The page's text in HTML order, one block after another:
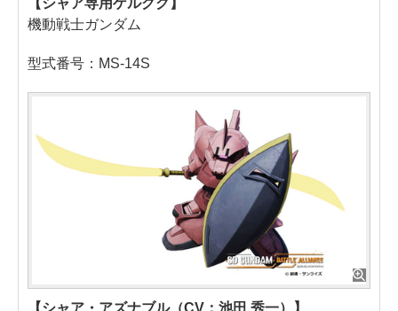
【シャア専用ゲルググ】
機動戦士ガンダム
型式番号：MS-14S
【シャア・アズナブル（CV：池田 秀一）】